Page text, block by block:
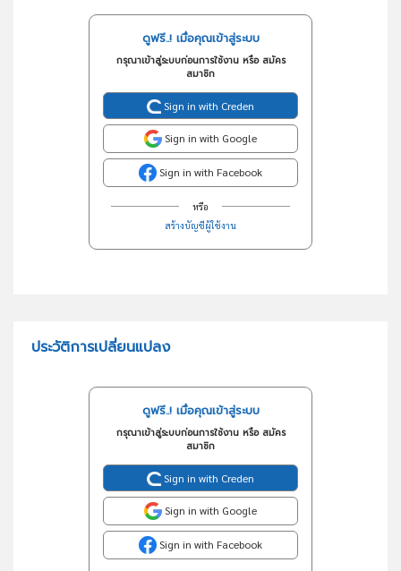
ดูฟรี..! เมื่อคุณเข้าสู่ระบบ
กรุณาเข้าสู่ระบบก่อนการใช้งาน หรือ สมัคร
สมาชิก
Sign in with Creden
Sign in with Google
Sign in with Facebook
หรือ
สร้างบัญชีผู้ใช้งาน
ประวัติการเปลี่ยนแปลง
ดูฟรี..! เมื่อคุณเข้าสู่ระบบ
กรุณาเข้าสู่ระบบก่อนการใช้งาน หรือ สมัคร
สมาชิก
Sign in with Creden
Sign in with Google
Sign in with Facebook